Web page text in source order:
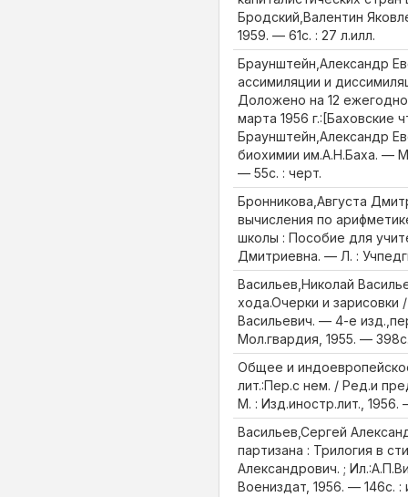
Бродский,Валентин
1959. — 61с. : 27 л.илл.
Браунштейн,Александр
ассимиляции и
Доложено на 12
марта 1956 г.:[Баховские
Браунштейн,Александр
биохимии им.А.Н.Баха. —
— 55с. : черт.
Бронникова,Августа
вычисления по
школы : Пособие для
Дмитриевна. — Л. :
Васильев,Николай
хода.Очерки и зарисовки
Васильевич. — 4-е
Мол.гвардия, 1955. —
Общее и
лит.:Пер.с нем. / Ред.и
М. : Изд.иностр.лит., 1956.
Васильев,Сергей
партизана : Трилогия в
Александрович. ;
Воениздат, 1956. — 146с. :